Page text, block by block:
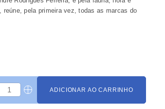
pela primeira vez, todas as marcas do
ADICIONAR AO CARRINHO